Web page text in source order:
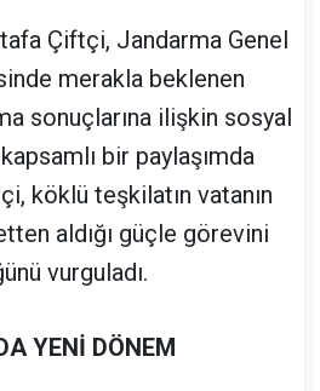
Çiftçi, Jandarma Genel
merakla beklenen
sonuçlarına ilişkin sosyal
bir paylaşımda
köklü teşkilatın vatanın
aldığı güçle görevini
vurguladı.
YENİ DÖNEM